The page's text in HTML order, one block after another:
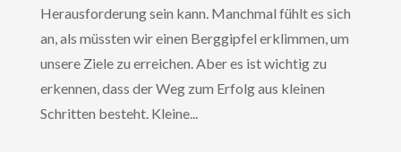
Herausforderung sein kann. Manchmal fühlt es sich
an, als müssten wir einen Berggipfel erklimmen, um
unsere Ziele zu erreichen. Aber es ist wichtig zu
erkennen, dass der Weg zum Erfolg aus kleinen
Schritten besteht. Kleine...